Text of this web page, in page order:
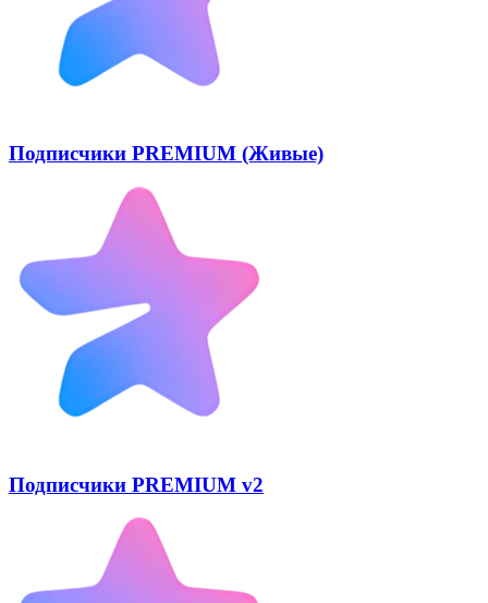
Подписчики PREMIUM (Живые)
Подписчики PREMIUM v2